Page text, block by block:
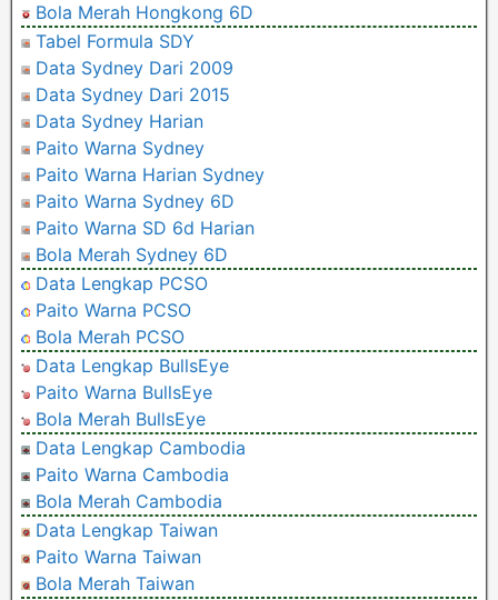
Bola Merah Hongkong 6D
Tabel Formula SDY
Data Sydney Dari 2009
Data Sydney Dari 2015
Data Sydney Harian
Paito Warna Sydney
Paito Warna Harian Sydney
Paito Warna Sydney 6D
Paito Warna SD 6d Harian
Bola Merah Sydney 6D
Data Lengkap PCSO
Paito Warna PCSO
Bola Merah PCSO
Data Lengkap BullsEye
Paito Warna BullsEye
Bola Merah BullsEye
Data Lengkap Cambodia
Paito Warna Cambodia
Bola Merah Cambodia
Data Lengkap Taiwan
Paito Warna Taiwan
Bola Merah Taiwan